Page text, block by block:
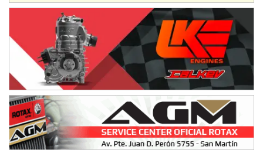
NORESTE SANTAFESINO - F6
Ciudad de Avellaneda (Asfalto)
Avellaneda (Santa Fe)
SUR SANTAFESINO - F4
José Samuel Sánchez (Tierra)
Rufino (Santa Fe)
TUCUMANO - F5
Juan Navarro (Asfalto)
El Timbó (Tucumán)